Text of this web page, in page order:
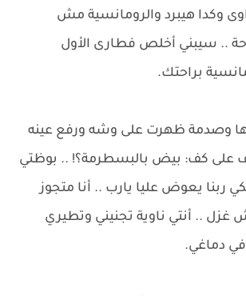
وكدا هيبرد والرومانسية مش
.. سيبني أخلص فطارى الأول
براحتك.
وصدمة ظهرت على وشه ورفع عينه
على كف: بيض بالبسطرمة؟! .. بوظتي
ربنا يعوض عليا يارب .. أنا متجوز
.. أنتي ناوية تجنيني وتطيري
في دماغي.